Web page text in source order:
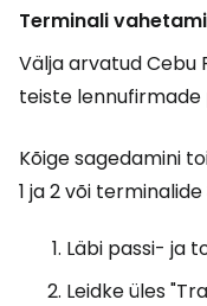
Terminali
Välja arvatud Cebu
teiste
Kõige sagedamini
1 ja 2 või
Läbi passi- ja
Leidke üles